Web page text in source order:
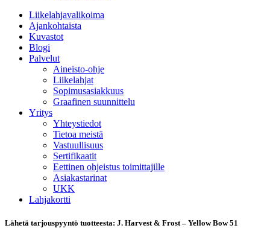
Liikelahjavalikoima
Ajankohtaista
Kuvastot
Blogi
Palvelut
Aineisto-ohje
Liikelahjat
Sopimusasiakkuus
Graafinen suunnittelu
Yritys
Yhteystiedot
Tietoa meistä
Vastuullisuus
Sertifikaatit
Eettinen ohjeistus toimittajille
Asiakastarinat
UKK
Lahjakortti
Lähetä tarjouspyyntö tuotteesta: J. Harvest & Frost – Yellow Bow 51